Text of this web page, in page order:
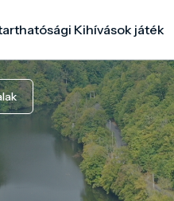
Kihívások játék